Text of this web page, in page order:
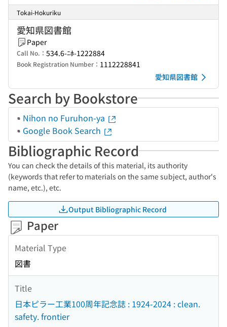
Tokai-Hokuriku
愛知県図書館
Paper
Call No.： 534.6-ﾆﾎ-1222884
Book Registration Number： 1112228841
愛知県図書館
Search by Bookstore
Nihon no Furuhon-ya
Google Book Search
Bibliographic Record
You can check the details of this material, its authority
(keywords that refer to materials on the same subject, author's
name, etc.), etc.
Output Bibliographic Record
Paper
Material Type
図書
Title
日本ピラー工業100周年記念誌 : 1924-2024 : clean.
safety. frontier